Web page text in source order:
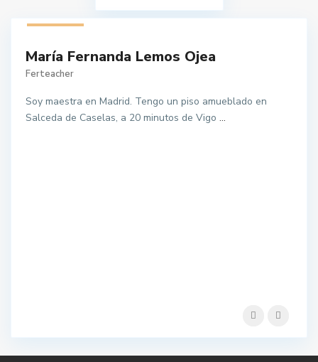
María Fernanda Lemos Ojea
Ferteacher
Soy maestra en Madrid. Tengo un piso amueblado en
Salceda de Caselas, a 20 minutos de Vigo ...